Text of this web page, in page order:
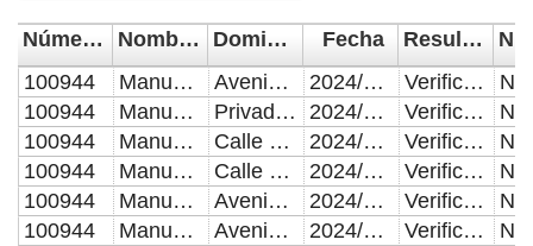
Número de Control Nombre del Inspector/Verificador Domicilio de la visita Fecha
Resultado de la Inspección, Verificación o Visita Domiciliaria
100944
Manuel Martínez Corona Avenida Benito Juárez Poniente entre Calle Independencia Sur a Calle Miguel Hidalgo Sur Colonia San Felipe Hueyotlipan 2024/05/03 Verificación o Inspección con resultado positivo.
NA
100944
Manuel Martínez Corona Privada 13 Norte entre Avenida 24 Poniente y Avenida 28 Poniente Colonia Santa Anita 2024/05/06 Verificación o Inspección con resultado positivo.
NA
100944
Manuel Martínez Corona Calle 51 Norte entre Avenida 12 Poniente a Calle 14 Poniente Colonia Aquiles Serdán 2024/05/07 Verificación o Inspección con resultado positivo.
NA
100944
Manuel Martínez Corona Calle Guadalupe entre Francisco I. Madero a Avenida 135 Poniente Colonia Ampliacion Guadalupe 2024/05/09 Verificación o Inspección con resultado positivo.
NA
100944
Manuel Martínez Corona Avenida Reforma entre Calle 7 Norte a Calle 5 Norte Colonia Centro Histórico 2024/05/10 Verificación o Inspección con resultado positivo.
NA
100944
Manuel Martínez Corona Avenida 10 Oriente entre Boulevard 5 de Mayo a Calle 2 Norte Colonia Centro Histórico 2024/05/14 Verificación o Inspección con resultado positivo.
NA